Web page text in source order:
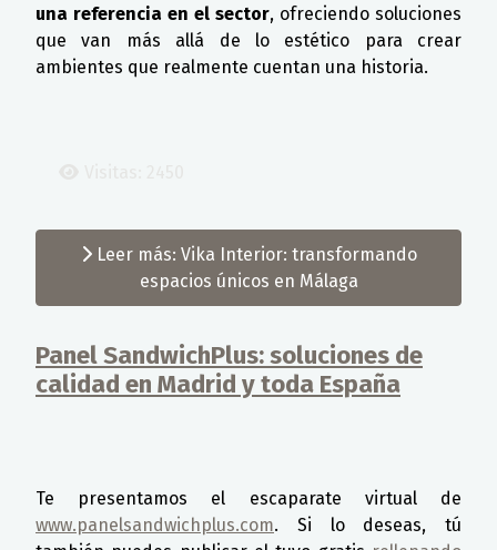
una referencia en el sector, ofreciendo soluciones
que van más allá de lo estético para crear
ambientes que realmente cuentan una historia.
Leer más: Vika Interior: transformando
espacios únicos en Málaga
Panel SandwichPlus: soluciones de
calidad en Madrid y toda España
Te presentamos el escaparate virtual de
www.panelsandwichplus.com. Si lo deseas, tú